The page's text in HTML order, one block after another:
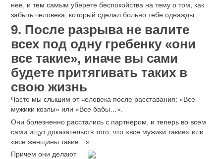
нее, и тем самым уберете беспокойства на тему о том, как
забыть человека, который сделал больно тебе однажды.
9. После разрыва не валите
всех под одну гребенку «они
все такие», иначе вы сами
будете притягивать таких в
свою жизнь
Часто мы слышим от человека после расставания: «Все
мужики козлы» или «Все бабы…».
Они болезненно расстались с партнером, и теперь во всем
сами ищут доказательств того, что «все мужики такие» или
«все женщины такие…»
Причем они делают